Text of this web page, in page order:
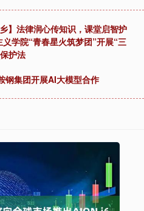
】法律润心传知识，课堂启智护
学院“青春星火筑梦团”开展“三
护法
钢集团开展AI大模型合作